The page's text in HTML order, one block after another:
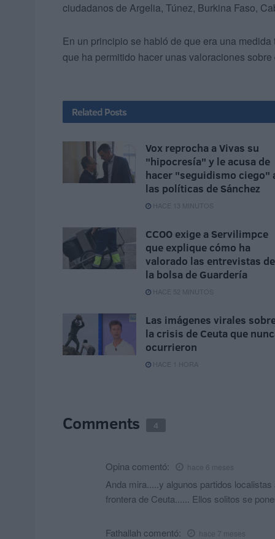
ciudadanos de Argelia, Túnez, Burkina Faso,
En un principio se habló de que era una
que ha permitido hacer unas valoraciones
Related Posts
Vox reprocha a Vivas su
"hipocresía" y le acusa de
hacer "seguidismo ciego"
las políticas de Sánchez
HACE 13 MINUTOS
CCOO exige a Servilimpce
que explique cómo ha
valorado las entrevistas de
la bolsa de Guardería
HACE 52 MINUTOS
Las imágenes virales
la crisis de Ceuta que
ocurrieron
HACE 1 HORA
Comments 4
Opina comentó: hace 6 meses
Anda mira.....y algunos partidos
frontera de Ceuta...... Ellos solitos se
Fathallah comentó: hace 7 meses